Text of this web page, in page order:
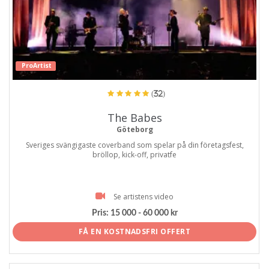
ProArtist
(32)
The Babes
Göteborg
Sveriges svängigaste coverband som spelar på din företagsfest,
bröllop, kick-off, privatfe
Se artistens video
Pris: 15 000 - 60 000 kr
FÅ EN KOSTNADSFRI OFFERT